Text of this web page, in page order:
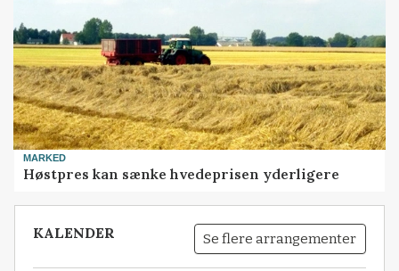
MARKED
Høstpres kan sænke hvedeprisen yderligere
KALENDER Se flere arrangementer